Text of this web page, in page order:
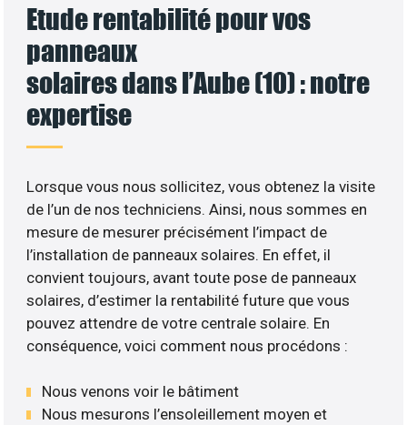
Etude rentabilité pour vos
panneaux
solaires dans l’Aube (10) : notre
expertise
Lorsque vous nous sollicitez, vous obtenez la visite
de l’un de nos techniciens. Ainsi, nous sommes en
mesure de mesurer précisément l’impact de
l’installation de panneaux solaires. En effet, il
convient toujours, avant toute pose de panneaux
solaires, d’estimer la rentabilité future que vous
pouvez attendre de votre centrale solaire. En
conséquence, voici comment nous procédons :
Nous venons voir le bâtiment
Nous mesurons l’ensoleillement moyen et